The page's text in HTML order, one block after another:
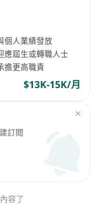
個人業績發放
應屆生或轉職人士
擔更高職責
$13K-15K/月
訂閱
容了